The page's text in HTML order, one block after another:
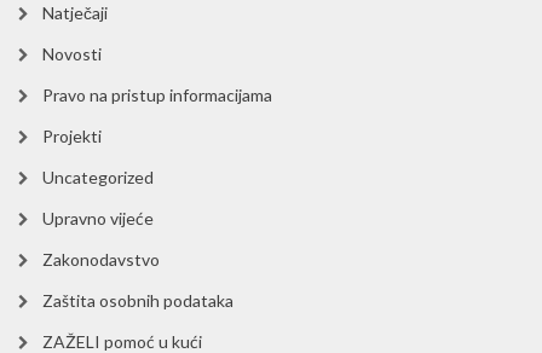
Natječaji
Novosti
Pravo na pristup informacijama
Projekti
Uncategorized
Upravno vijeće
Zakonodavstvo
Zaštita osobnih podataka
ZAŽELI pomoć u kući